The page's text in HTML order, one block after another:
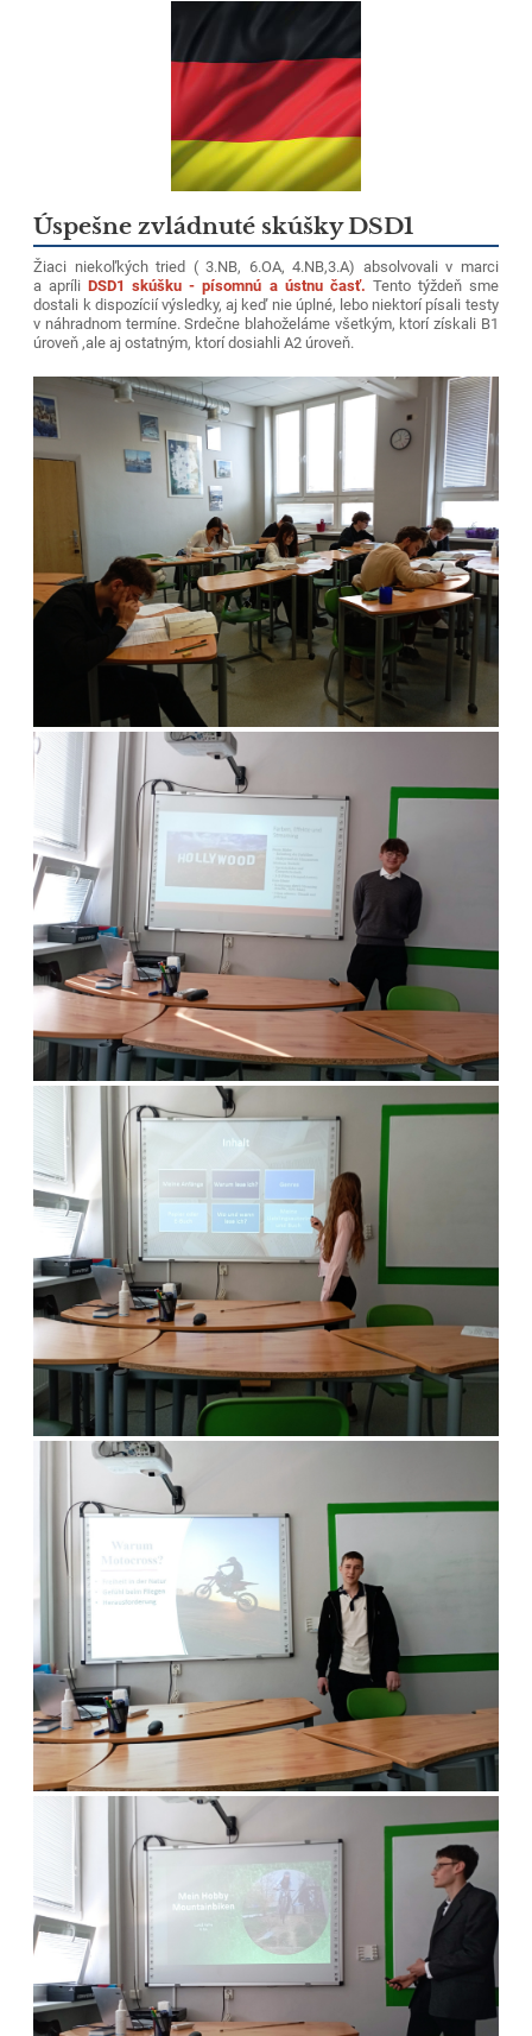
Úspešne zvládnuté skúšky DSD1
Žiaci niekoľkých tried ( 3.NB, 6.OA, 4.NB,3.A) absolvovali v marci
a apríliDSD1 skúšku - písomnú a ústnu časť. Tento týždeň sme
dostali k dispozícií výsledky, aj keď nie úplné, lebo niektorí písali testy
v náhradnom termíne. Srdečne blahoželáme všetkým, ktorí získali B1
úroveň ,ale aj ostatným, ktorí dosiahli A2 úroveň.